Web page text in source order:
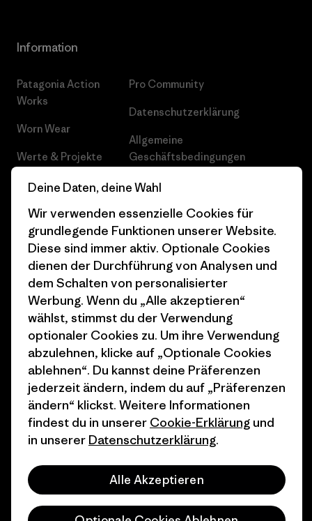
Information
Patagonia Action
Works
Worn Wear
Werte & Projekte
Progress Report
Business Unusual
Klimaziele
1% For The Planet
Wie wir finanzieren
Geschenkgutscheine
Stores in deiner Nähe
Pro Community
Datenschutzerklärung
Allgemeine
Geschäftsbedingungen
Cookie Einstellungen
Karriere
Pressekontakt
Industry program
Affiliate-Programm
Patagonia Schweiz
Seitenverzeichnis
© 2026 Patagonia, Inc. All Rights Reserved.
Deine Daten, deine Wahl
Wir verwenden essenzielle Cookies für
grundlegende Funktionen unserer Website.
Diese sind immer aktiv. Optionale Cookies
dienen der Durchführung von Analysen und
dem Schalten von personalisierter
Werbung. Wenn du „Alle akzeptieren“
wählst, stimmst du der Verwendung
optionaler Cookies zu. Um ihre Verwendung
abzulehnen, klicke auf „Optionale Cookies
ablehnen“. Du kannst deine Präferenzen
jederzeit ändern, indem du auf „Präferenzen
ändern“ klickst. Weitere Informationen
findest du in unserer Cookie-Erklärung und
in unserer Datenschutzerklärung.
Alle Akzeptieren